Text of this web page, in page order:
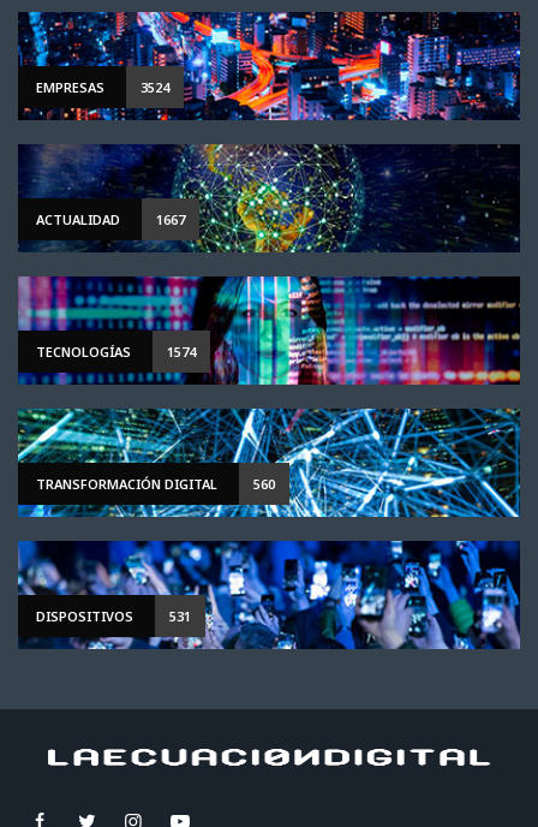
EMPRESAS 3524
ACTUALIDAD 1667
TECNOLOGÍAS 1574
TRANSFORMACIÓN DIGITAL 560
DISPOSITIVOS 531